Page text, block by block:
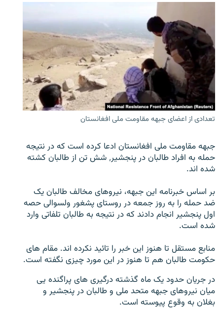
جستجو
مجموعه تصویری
ورزش
بحران مهاجرت
'کووید-۱۹'
تماس
صفحه پشتو
Azadi English
به ما بپیوندید
همۀ سایت‌های رادیو آزادی/ رادیو اروپای آزاد
تعدادی از اعضای جبهه مقاومت ملی افغانستان
جبهه مقاومت ملی افغانستان ادعا کرده است که در نتیجه
حمله به افراد طالبان در پنجشیر٬ شش تن از طالبان کشته
شده اند.
بر اساس خبرنامه این جبهه، نیروهای مخالف طالبان یک
ضد حمله را به روز جمعه در روستای پشغور ولسوالی حصه
اول پنجشیر انجام دادند که در نتیجه به طالبان تلفاتی وارد
شده است.
منابع مستقل تا هنوز این خبر را تائید نکرده اند. مقام های
حکومت طالبان هم تا هنوز در این مورد چیزی نگفته است.
در جریان حدود یک ماه گذشته درگیری های پراگنده یی
میان نیروهای جبهه متحد ملی و طالبان در پنجشیر و
بغلان به وقوع پیوسته است.